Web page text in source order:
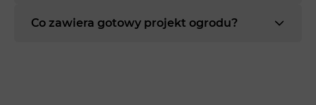
Co zawiera gotowy projekt ogrodu?